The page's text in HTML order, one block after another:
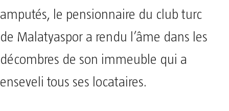
amputés, le pensionnaire du club turc
de Malatyaspor a rendu l’âme dans les
décombres de son immeuble qui a
enseveli tous ses locataires.